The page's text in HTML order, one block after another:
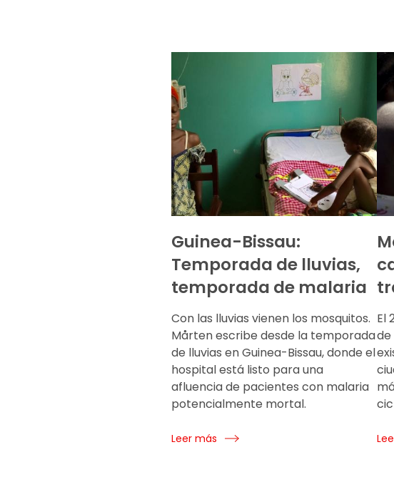
Guinea-Bissau:
Temporada de lluvias,
temporada de malaria
Con las lluvias vienen los mosquitos.
Mårten escribe desde la temporada
de lluvias en Guinea-Bissau, donde el
hospital está listo para una
afluencia de pacientes con malaria
potencialmente mortal.
Leer más
El
de